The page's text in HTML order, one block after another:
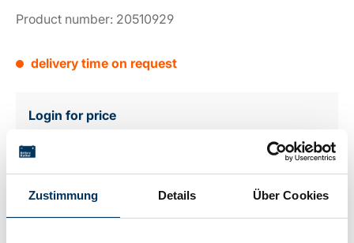
Zustimmung Details Über Cookies
Product number: 20510929
delivery time on request
Login for price
Add to wishlist
Description